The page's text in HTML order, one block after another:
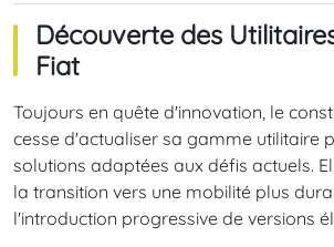
Découverte des
Fiat
Toujours en quête d'innovation, le
cesse d'actualiser sa gamme utilitaire
solutions adaptées aux défis actuels.
la transition vers une mobilité plus
l'introduction progressive de versions